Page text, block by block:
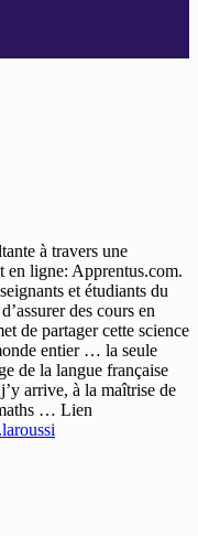
à travers une
en ligne: Apprentus.com.
et étudiants du
des cours en
de partager cette science
entier … la seule
de la langue française
arrive, à la maîtrise de
… Lien